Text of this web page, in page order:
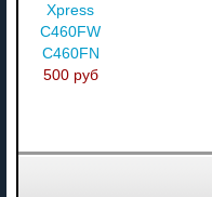
Xpress
C460FW
C460FN
500 руб